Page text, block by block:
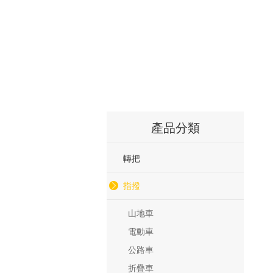
產品分類
轉把
指撥
山地車
電動車
公路車
折疊車